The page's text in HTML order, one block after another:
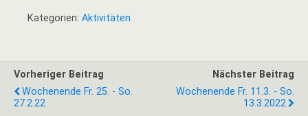
Kategorien: Aktivitäten
Vorheriger Beitrag
Wochenende Fr. 25. - So.
27.2.22
Nächster Beitrag
Wochenende Fr. 11.3. - So.
13.3.2022